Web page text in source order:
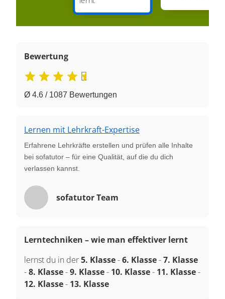
Bewertung
Ø 4.6 / 1087 Bewertungen
Lernen mit Lehrkraft-Expertise
Erfahrene Lehrkräfte erstellen und prüfen alle Inhalte
bei sofatutor – für eine Qualität, auf die du dich
verlassen kannst.
sofatutor Team
Lerntechniken – wie man effektiver lernt
lernst du in der5. Klasse-6. Klasse-7. Klasse
-8. Klasse-9. Klasse- 10. Klasse- 11. Klasse-
12. Klasse- 13. Klasse